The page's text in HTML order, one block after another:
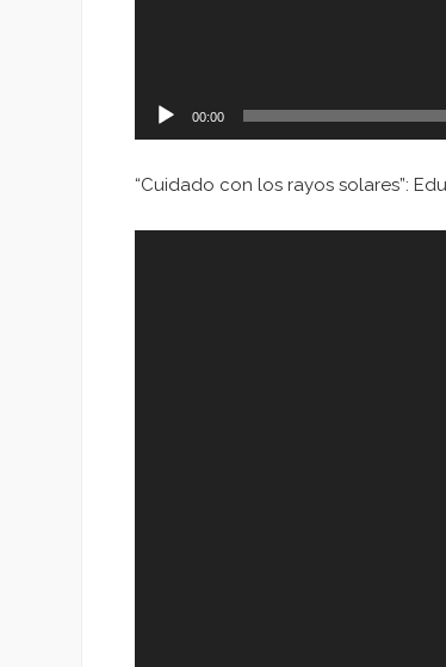
00:00
“Cuidado con los rayos solares”: